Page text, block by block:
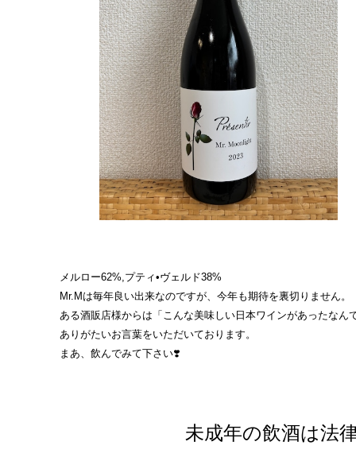
メルロー62%,プティ•ヴェルド38%
Mr.Mは毎年良い出来なのですが、今年も期待を裏切りません。
ある酒販店様からは「こんな美味しい日本ワインがあったなん
ありがたいお言葉をいただいております。
まあ、飲んでみて下さい❣️
未成年の飲酒は法